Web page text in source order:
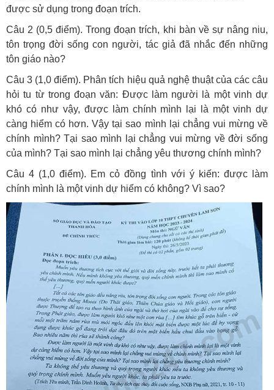
được sử dụng trong đoạn trích.
Câu 2 (0,5 điểm). Trong đoạn trích, khi bàn về sự nâng niu,
tôn trọng đời sống con người, tác giả đã nhắc đến những
tôn giáo nào?
Câu 3 (1,0 điểm). Phân tích hiệu quả nghệ thuật của các câu
hỏi tu từ trong đoạn văn: Được làm người là một vinh dự
khó có như vậy, được làm chính mình lại là một vinh dự
càng hiểm có hơn. Vậy tại sao mình lại chẳng vui mừng về
chính mình? Tại sao mình lại chẳng vui mừng về đời sống
của mình? Tại sao mình lại chẳng yêu thương chính mình?
Câu 4 (1,0 điểm). Em cỏ đồng tình với ý kiến: được làm
chính mình là một vinh dự hiểm có không? Vì sao?